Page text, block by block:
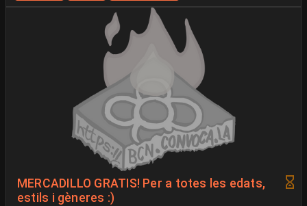
MERCADILLO GRATIS! Per a totes les edats,
estils i gèneres :)